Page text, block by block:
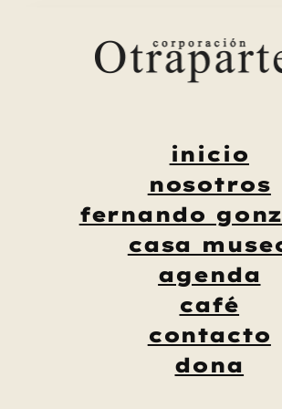
inicio
nosotros
fernando
casa
agenda
café
contacto
dona